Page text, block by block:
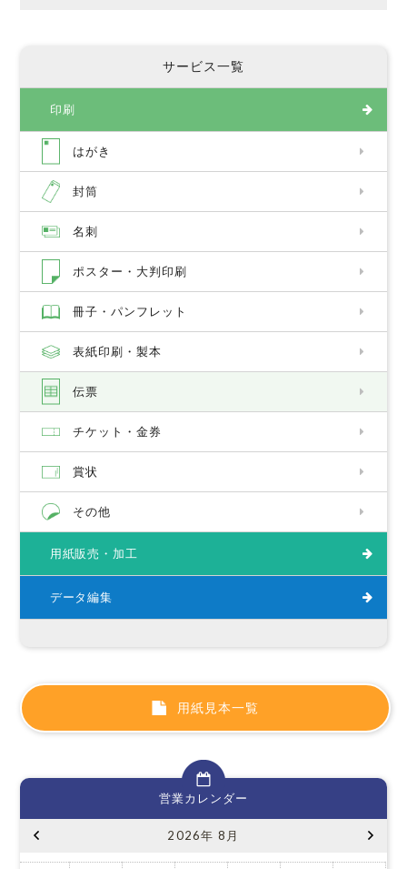
サービス一覧
印刷
はがき
封筒
名刺
ポスター・大判印刷
冊子・パンフレット
表紙印刷・製本
伝票
チケット・金券
賞状
その他
用紙販売・加工
データ編集
用紙見本一覧
営業カレンダー
2026年 8月